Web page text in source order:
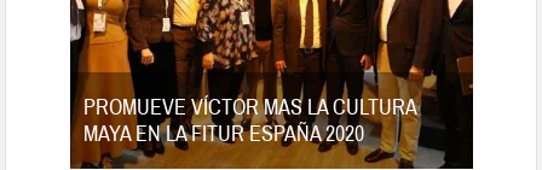
PROMUEVE VÍCTOR MAS LA CULTURA
MAYA EN LA FITUR ESPAÑA 2020